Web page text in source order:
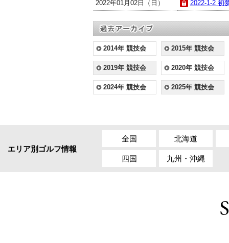
2022年01月02日（日） 2022-1-2 初
2014年 競技会 2015年 競技会
2019年 競技会 2020年 競技会
2024年 競技会 2025年 競技会
エリア別ゴルフ情報
全国 北海道
四国 九州・沖縄